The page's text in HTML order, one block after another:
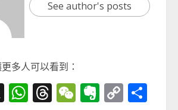
See author's posts
多人可以看到：
X WhatsApp
Threads
WeChat
Evernote
Copy